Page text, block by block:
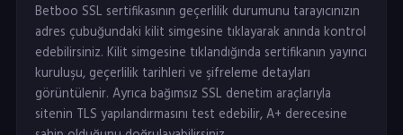
Betboo SSL sertifikasının geçerlilik durumunu tarayıcınızın
adres çubuğundaki kilit simgesine tıklayarak anında kontrol
edebilirsiniz. Kilit simgesine tıklandığında sertifikanın yayıncı
kuruluşu, geçerlilik tarihleri ve şifreleme detayları
görüntülenir. Ayrıca bağımsız SSL denetim araçlarıyla
sitenin TLS yapılandırmasını test edebilir, A+ derecesine